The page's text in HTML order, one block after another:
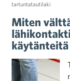
tartuntatautilaki
Miten